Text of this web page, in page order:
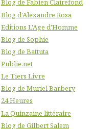
Blog de Fabien Clairefond
Blog d'Alexandre Rosa
Editions L'Age d'Homme
Blog de Sophie
Blog de Battuta
Publie.net
Le Tiers Livre
Blog de Muriel Barbery
24 Heures
La Quinzaine littéraire
Blog de Gilbert Salem